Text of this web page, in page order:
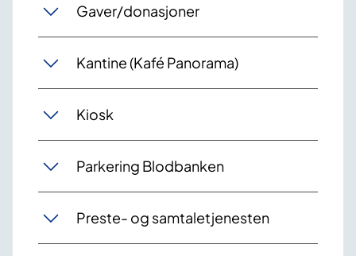
Gaver/donasjoner
Kantine (Kafé Panorama)
Kiosk
Parkering Blodbanken
Preste- og samtaletjenesten